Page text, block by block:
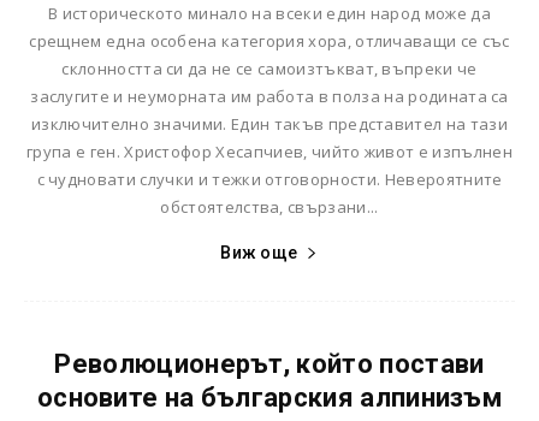
В историческото минало на всеки един народ може да
срещнем една особена категория хора, отличаващи се със
склонността си да не се самоизтъкват, въпреки че
заслугите и неуморната им работа в полза на родината са
изключително значими. Един такъв представител на тази
група е ген. Христофор Хесапчиев, чийто живот е изпълнен
с чудновати случки и тежки отговорности. Невероятните
обстоятелства, свързани...
Виж още
Революционерът, който постави
основите на българския алпинизъм